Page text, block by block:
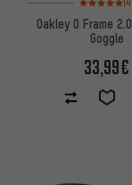
Oakley O Frame
Goggle
33,99€